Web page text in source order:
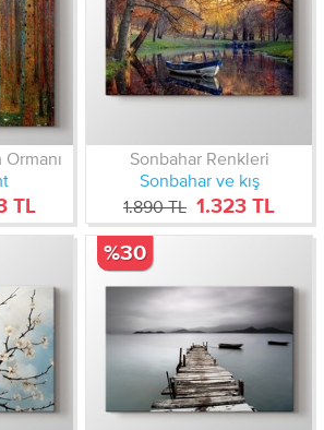
TL
Sonbahar Renkleri
Sonbahar ve kış
1.890 TL 1.323 TL
%30